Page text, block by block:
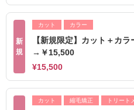
新
規
カット カラー
【新規限定】カット＋カ
→￥15,500
¥15,500
カット 縮毛矯正 トリート